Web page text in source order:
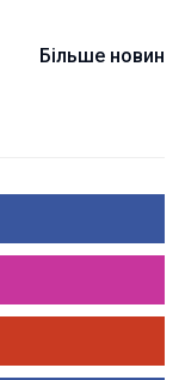
Більше новин